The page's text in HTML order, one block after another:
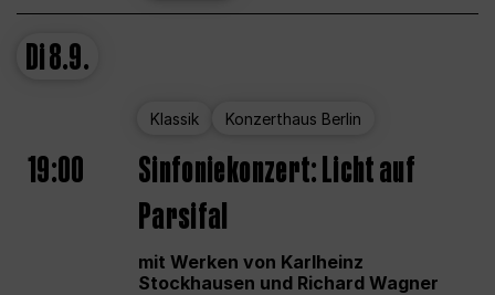
Di8.9.
Klassik Konzerthaus Berlin
19:00
Sinfoniekonzert: Licht auf
Parsifal
mit Werken von Karlheinz
Stockhausen und Richard Wagner